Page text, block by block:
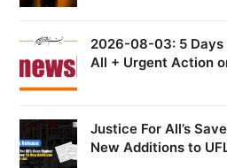
2026-08-03: 5 Days
All + Urgent Action
Justice For All’s
New Additions to